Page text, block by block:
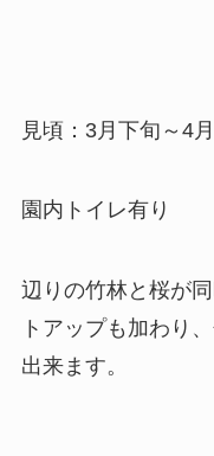
見頃：3月下旬～4
園内トイレ有り
辺りの竹林と桜が
トアップも加わり
出来ます。